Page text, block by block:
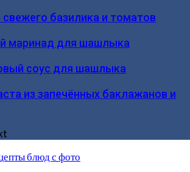
свежего базилика и томатов
маринад для шашлыка
соус для шашлыка
из запечённых баклажанов и